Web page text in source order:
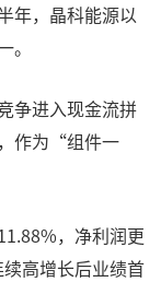
年，晶科能源以
争进入现金流拼
作为“组件一
，净利润更
高增长后业绩首